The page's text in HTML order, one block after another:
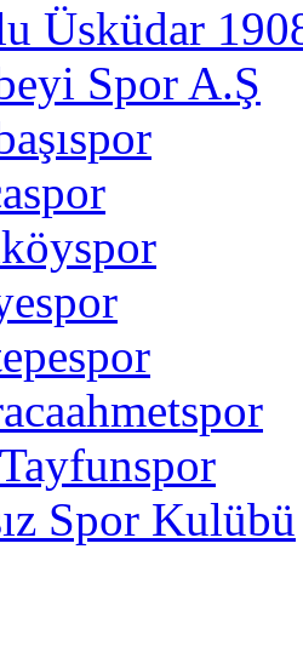
Üsküdar
Spor A.Ş
Spor Kulübü